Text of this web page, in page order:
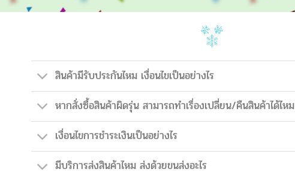
สินค้ามีรับประกันไหม เงื่อนไขเป็นอย่างไร
หากสั่งซื้อสินค้าผิดรุ่น สามารถทำเรื่องเปลี่ยน/คืนสินค้าได้ไหม
เงื่อนไขการชำระเงินเป็นอย่างไร
มีบริการส่งสินค้าไหม ส่งด้วยขนส่งอะไร